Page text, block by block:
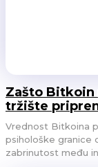
Zašto Bitkoin
tržište
Vrednost Bitkoina
psihološke granice
zabrinutost među